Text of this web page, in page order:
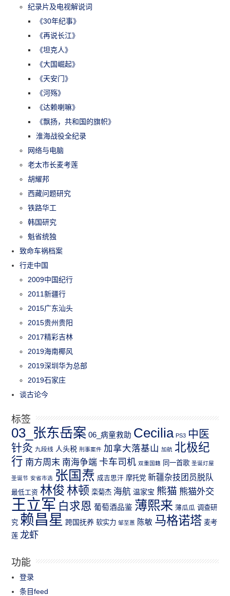
纪录片及电视解说词
《30年纪事》
《再说长江》
《坦克人》
《大国崛起》
《天安门》
《河殇》
《达赖喇嘛》
《飘扬，共和国的旗帜》
淮海战役全纪录
网络与电脑
老太市长麦考莲
胡耀邦
西藏问题研究
铁路华工
韩国研究
魁省统独
致命车祸档案
行走中国
2009中国纪行
2011新疆行
2015广东汕头
2015贵州贵阳
2017精彩吉林
2019海南椰风
2019深圳华为总部
2019石家庄
谈古论今
标签
03_张东岳案 06_病童救助 Cecilia PS3 中医
针灸 九段线 人头税 刑事案件 加拿大落基山 加航 北极纪
行 南方周末 南海争端 卡车司机 双重国籍 同一首歌 圣诞灯屋
圣诞节 安省市选 张国焘 成吉思汗 摩托党 新疆杂技团员脱队
最低工资 林俊 林顿 栾菊杰 海航 温家宝 熊猫 熊猫外交
王立军 白求恩 葡萄酒品鉴 薄熙来 薄瓜瓜 调查研
究 赖昌星 跨国抚养 软实力 邹至蕙 陈敏 马格诺塔 麦考
莲 龙虾
功能
登录
条目feed